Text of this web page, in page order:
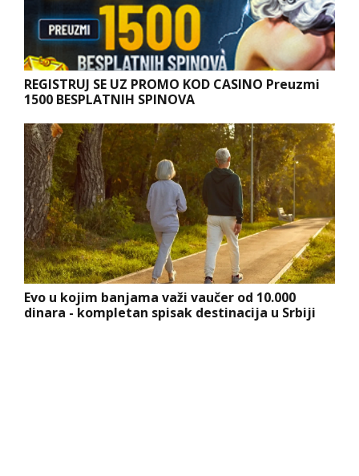
REGISTRUJ SE UZ PROMO KOD CASINO Preuzmi
1500 BESPLATNIH SPINOVA
Evo u kojim banjama važi vaučer od 10.000
dinara - kompletan spisak destinacija u Srbiji